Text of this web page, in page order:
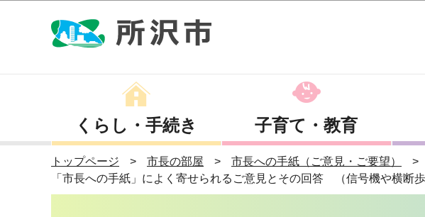
くらし・手続き 子育て・教育
トップページ 市長の部屋
市長への手紙（ご意見・ご要望）
「市長への手紙」によく寄せられるご意見とその回答 （信号機や横断